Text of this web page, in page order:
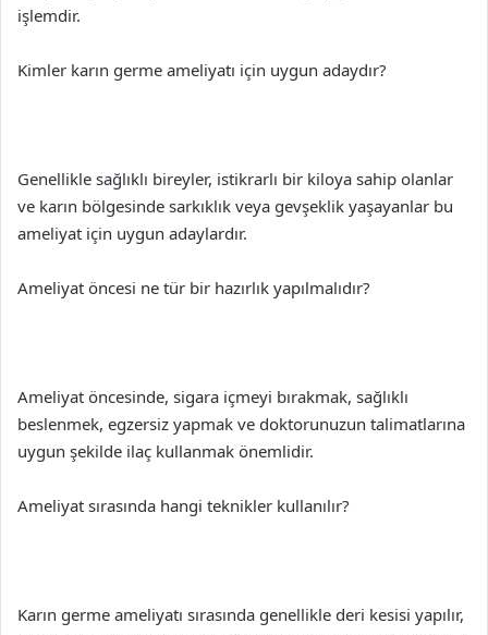
işlemdir.
Kimler karın germe ameliyatı için uygun adaydır?
Genellikle sağlıklı bireyler, istikrarlı bir kiloya sahip olanlar
ve karın bölgesinde sarkıklık veya gevşeklik yaşayanlar bu
ameliyat için uygun adaylardır.
Ameliyat öncesi ne tür bir hazırlık yapılmalıdır?
Ameliyat öncesinde, sigara içmeyi bırakmak, sağlıklı
beslenmek, egzersiz yapmak ve doktorunuzun talimatlarına
uygun şekilde ilaç kullanmak önemlidir.
Ameliyat sırasında hangi teknikler kullanılır?
Karın germe ameliyatı sırasında genellikle deri kesisi yapılır,